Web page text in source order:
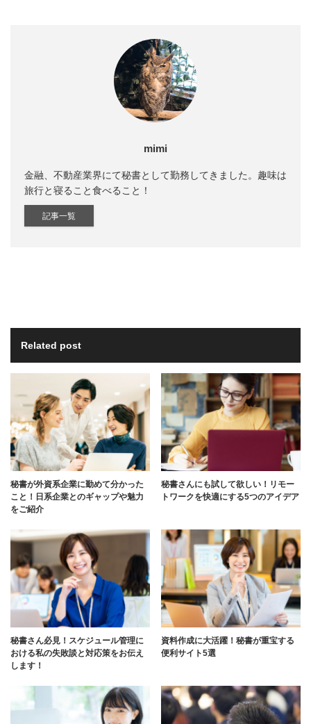
mimi
金融、不動産業界にて秘書として勤務してきました。趣味は
旅行と寝ること食べること！
記事一覧
Related post
秘書が外資系企業に勤めて分かった
こと！日系企業とのギャップや魅力
をご紹介
秘書さんにも試して欲しい！リモー
トワークを快適にする5つのアイデア
秘書さん必見！スケジュール管理に
おける私の失敗談と対応策をお伝え
します！
資料作成に大活躍！秘書が重宝する
便利サイト5選